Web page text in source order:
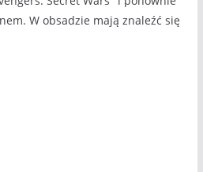
W obsadzie mają znaleźć się